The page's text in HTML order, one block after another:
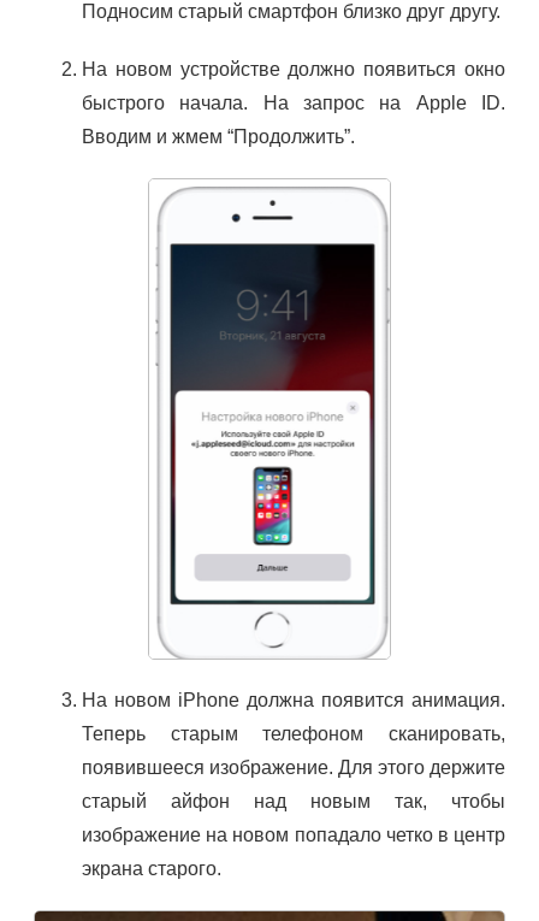
Подносим старый смартфон близко друг другу.
На новом устройстве должно появиться окно
быстрого начала. На запрос на Apple ID.
Вводим и жмем “Продолжить”.
На новом iPhone должна появится анимация.
Теперь старым телефоном сканировать,
появившееся изображение. Для этого держите
старый айфон над новым так, чтобы
изображение на новом попадало четко в центр
экрана старого.